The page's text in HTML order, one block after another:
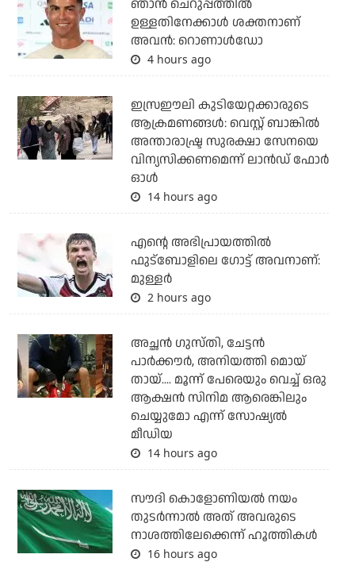
ഞാന്‍ ചെറുപ്പത്തില്‍
ഉള്ളതിനേക്കാള്‍ ശക്തനാണ്
അവന്‍: റൊണാള്‍ഡോ
4 hours ago
ഇസ്രഈലി കുടിയേറ്റക്കാരുടെ
ആക്രമണങ്ങള്‍: വെസ്റ്റ് ബാങ്കില്‍
അന്താരാഷ്ട്ര സുരക്ഷാ സേനയെ
വിന്യസിക്കണമെന്ന് ലാന്‍ഡ് ഫോര്‍
ഓള്‍
14 hours ago
എന്റെ അഭിപ്രായത്തില്‍
ഫുട്‌ബോളിലെ ഗോട്ട് അവനാണ്:
മുള്ളര്‍
2 hours ago
അച്ഛന്‍ ഗുസ്തി, ചേട്ടന്‍
പാര്‍ക്കൗര്‍, അനിയത്തി മൊയ്
തായ്.... മൂന്ന് പേരെയും വെച്ച് ഒരു
ആക്ഷന്‍ സിനിമ ആരെങ്കിലും
ചെയ്യുമോ എന്ന് സോഷ്യല്‍
മീഡിയ
14 hours ago
സൗദി കൊളോണിയല്‍ നയം
തുടര്‍ന്നാല്‍ അത് അവരുടെ
നാശത്തിലേക്കെന്ന് ഹൂത്തികള്‍
16 hours ago